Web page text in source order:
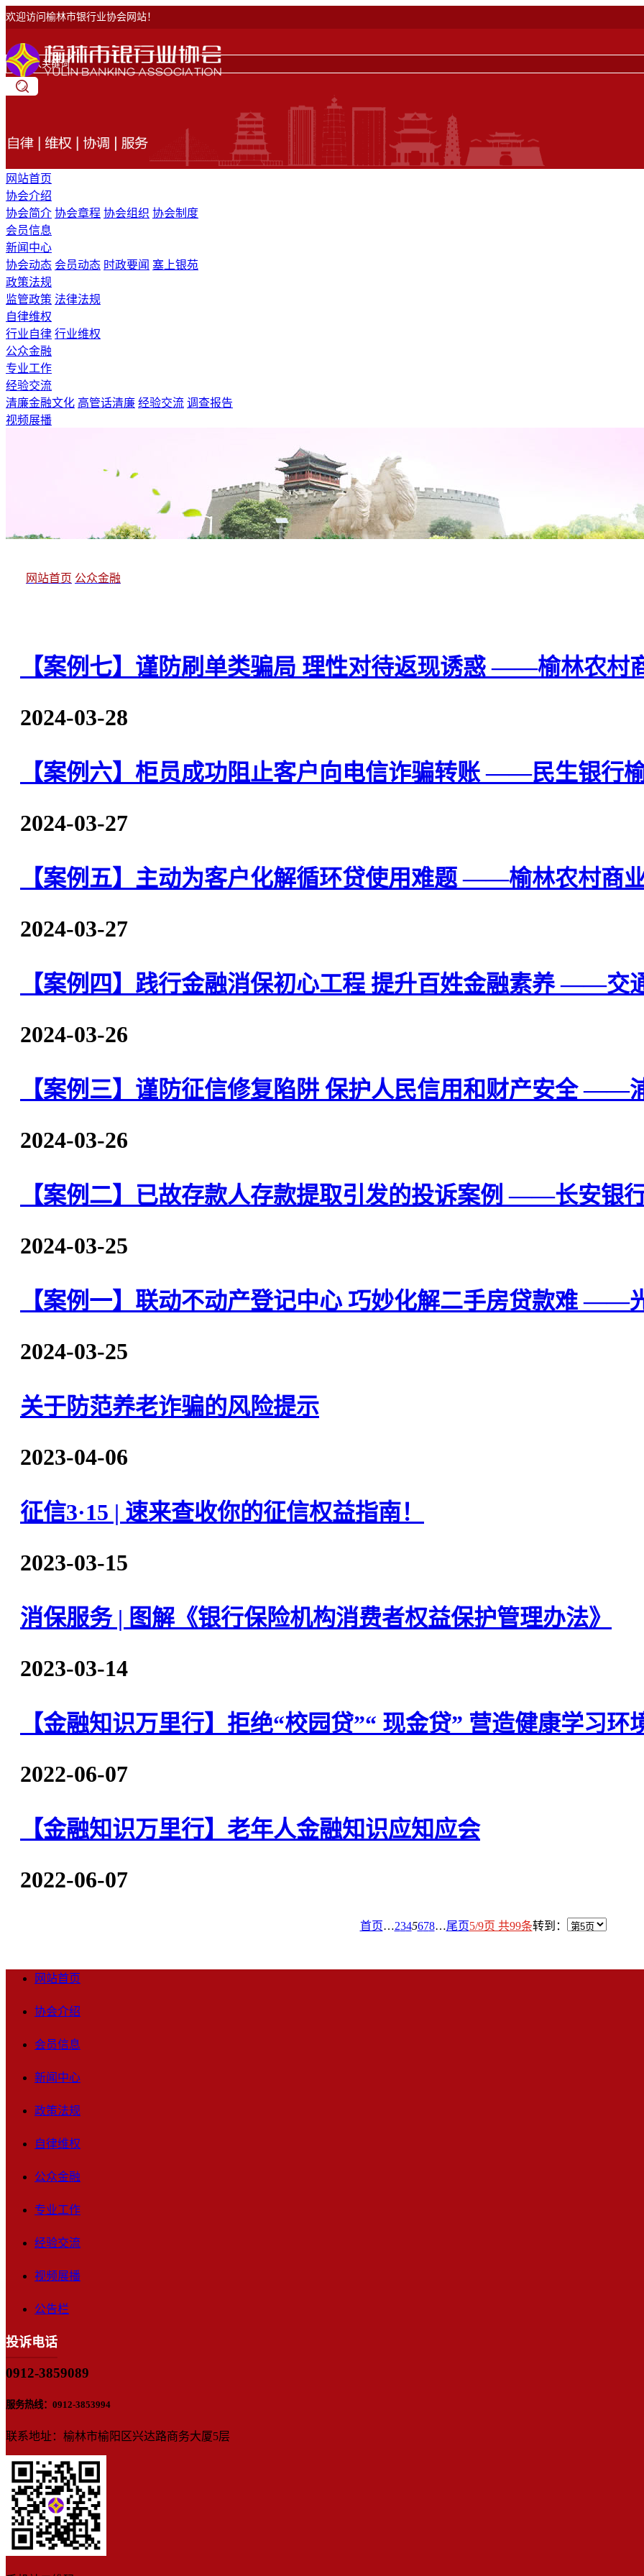
欢迎访问榆林市银行业协会网站！
网站首页
协会介绍
协会简介 协会章程 协会组织 协会制度
会员信息
新闻中心
协会动态 会员动态 时政要闻 塞上银苑
政策法规
监管政策 法律法规
自律维权
行业自律 行业维权
公众金融
专业工作
经验交流
清廉金融文化 高管话清廉 经验交流 调查报告
视频展播
网站首页 公众金融
【案例七】谨防刷单类骗局 理性对待返现诱惑 ——榆林农村
2024-03-28
【案例六】柜员成功阻止客户向电信诈骗转账 ——民生银行
2024-03-27
【案例五】主动为客户化解循环贷使用难题 ——榆林农村商
2024-03-27
【案例四】践行金融消保初心工程 提升百姓金融素养 ——交
2024-03-26
【案例三】谨防征信修复陷阱 保护人民信用和财产安全 ——
2024-03-26
【案例二】已故存款人存款提取引发的投诉案例 ——长安银
2024-03-25
【案例一】联动不动产登记中心 巧妙化解二手房贷款难 ——
2024-03-25
关于防范养老诈骗的风险提示
2023-04-06
征信3·15 | 速来查收你的征信权益指南！
2023-03-15
消保服务 | 图解《银行保险机构消费者权益保护管理办法》
2023-03-14
【金融知识万里行】拒绝“校园贷”“ 现金贷” 营造健康学习环
2022-06-07
【金融知识万里行】老年人金融知识应知应会
2022-06-07
首页…2345678…尾页5/9页 共99条转到：
网站首页
协会介绍
会员信息
新闻中心
政策法规
自律维权
公众金融
专业工作
经验交流
视频展播
公告栏
投诉电话
0912-3859089
服务热线：0912-3853994
联系地址：榆林市榆阳区兴达路商务大厦5层